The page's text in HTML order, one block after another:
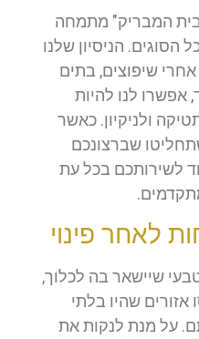
המבריק" מתמחה
הסוגים. הניסיון שלנו
שיפוצים, בתים
אפשרו לנו להיות
ולניקיון. כאשר
שברצונכם
לשירותכם בכל עת
לאחר פינוי
שיישאר בה לכלוך,
אזורים שהיו בלתי
על מנת לנקות את